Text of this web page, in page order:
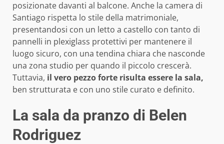
posizionate davanti al balcone. Anche la camera di
Santiago rispetta lo stile della matrimoniale,
presentandosi con un letto a castello con tanto di
pannelli in plexiglass protettivi per mantenere il
luogo sicuro, con una tendina chiara che nasconde
una zona studio per quando il piccolo crescerà.
Tuttavia, il vero pezzo forte risulta essere la sala,
ben strutturata e con uno stile curato e definito.
La sala da pranzo di Belen
Rodriguez